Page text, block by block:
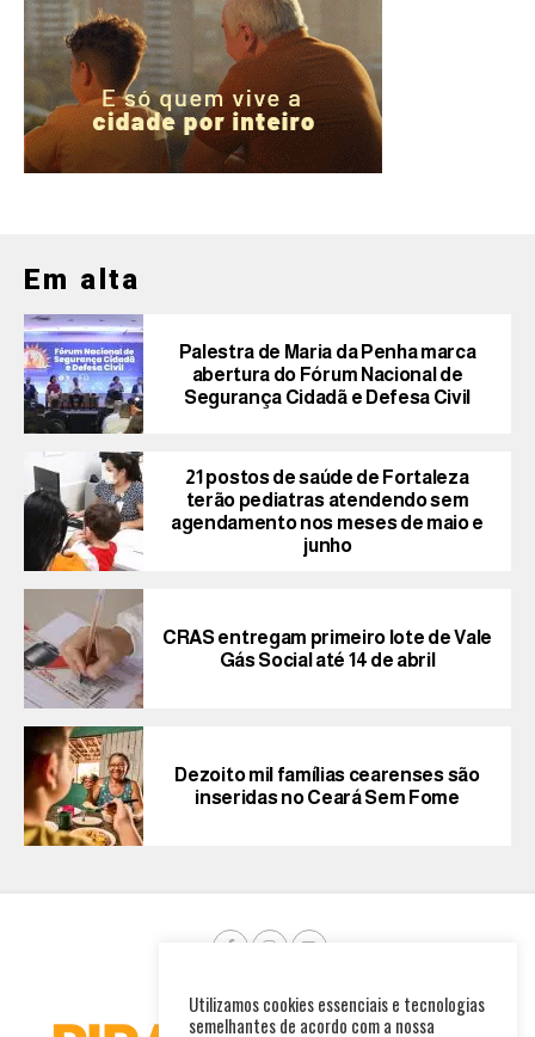
Em alta
Palestra de Maria da Penha marca
abertura do Fórum Nacional de
Segurança Cidadã e Defesa Civil
21 postos de saúde de Fortaleza
terão pediatras atendendo sem
agendamento nos meses de maio e
junho
CRAS entregam primeiro lote de Vale
Gás Social até 14 de abril
Dezoito mil famílias cearenses são
inseridas no Ceará Sem Fome
Utilizamos cookies essenciais e tecnologias
semelhantes de acordo com a nossa